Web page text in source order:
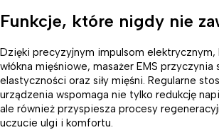
Funkcje, które nigdy nie
Dzięki precyzyjnym impulsom elektrycznym,
włókna mięśniowe, masażer EMS
elastyczności oraz siły mięśni. Regularne
urządzenia wspomaga nie tylko redukcję
ale również przyspiesza procesy
uczucie ulgi i komfortu.